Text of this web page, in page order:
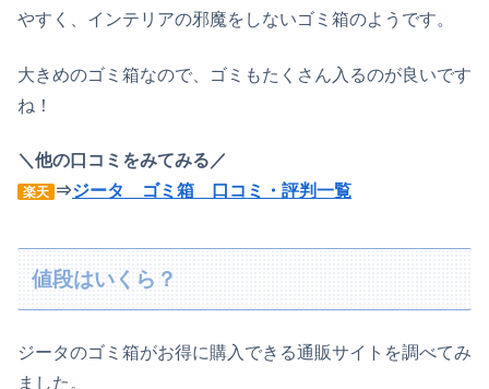
やすく、インテリアの邪魔をしないゴミ箱のようです。
大きめのゴミ箱なので、ゴミもたくさん入るのが良いです
ね！
＼他の口コミをみてみる／
楽天 ⇒ジータ ゴミ箱 口コミ・評判一覧
値段はいくら？
ジータのゴミ箱がお得に購入できる通販サイトを調べてみ
ました。